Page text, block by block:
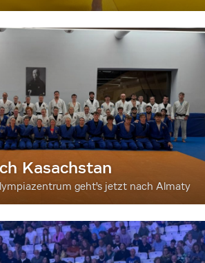
Kasachstan
geht's jetzt nach Almaty